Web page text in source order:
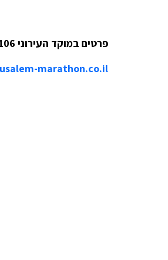
פרטים במוקד העירוני 106, באתר המרתון בכתובת:
marathon.co.il